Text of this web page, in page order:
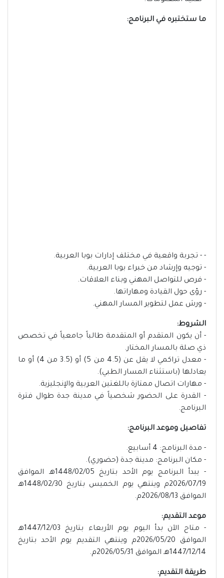
ما ستختبره في البرنامج:
- - تجربة واقعية في مختلف إدارات بوبا العربية.
- توجيه وإرشاد من خبراء بوبا العربية.
- فرص للتواصل المهني وبناء العلاقات.
- رؤى حول القيادة ومهاراتها.
- ورش عمل لتطوير المسار المهني.
الشروط:
- أن يكون المتقدم أو المتقدمة طالباً جامعياً في تخصص
ذي صلة بالمسار المختار.
- معدل تراكمي لا يقل عن (4.5 من 5) أو (3.5 من 4) أو ما
يعادلها (باستثناء المسار الطبي).
- مهارات اتصال ممتازة باللغتين العربية والإنجليزية.
- القدرة على الحضور شخصياً في مدينة جدة طوال فترة
البرنامج.
تفاصيل وموعد البرنامج:
- مدة البرنامج: 4 أسابيع.
- مكان البرنامج: مدينة جدة (حضوري).
- يبدأ البرنامج يوم الأحد بتاريخ 1448/02/05هـ الموافق
2026/07/19م وينتهي يوم الخميس بتاريخ 1448/02/30هـ
الموافق 2026/08/13م.
موعد التقديم:
- متاح الآن بدأ اليوم يوم الأربعاء بتاريخ 1447/12/03هـ
الموافق 2026/05/20م وينتهي التقديم يوم الأحد بتاريخ
1447/12/14هـ الموافق 2026/05/31م.
طريقة التقديم: